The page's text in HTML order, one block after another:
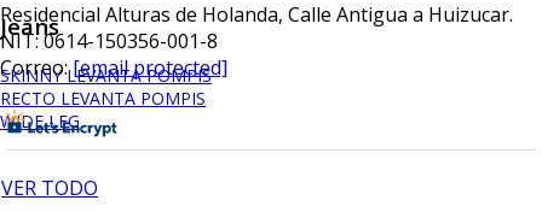
Jeans
SKINNY LEVANTA POMPIS
RECTO LEVANTA POMPIS
WIDE LEG
VER TODO
Residencial Alturas de Holanda, Calle Antigua a Huizucar.
NIT: 0614-150356-001-8
Correo:[email protected]